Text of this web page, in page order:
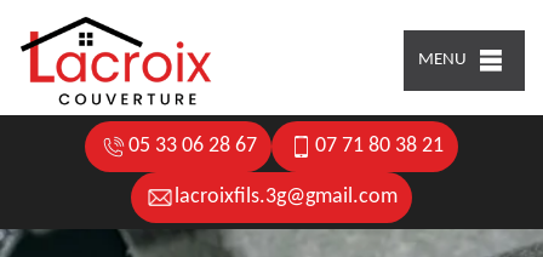
MENU
05 33 06 28 67 07 71 80 38 21
lacroixfils.3g@gmail.com